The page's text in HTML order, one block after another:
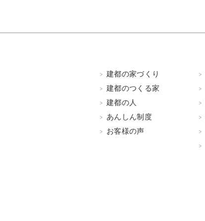
建都の家づくり
建都のつくる家
建都の人
あんしん制度
お客様の声